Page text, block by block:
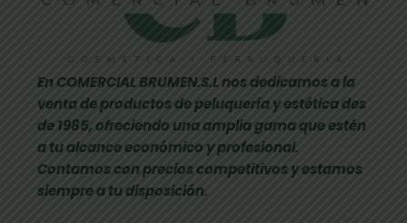
En COMERCIAL BRUMEN.S.L nos dedicamos a la
venta de productos de peluquería y estética des
de 1985, ofreciendo una amplia gama que estén
a tu alcance económico y profesional.
Contamos con precios competitivos y estamos
siempre a tu disposición.